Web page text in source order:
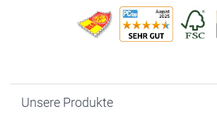
Unsere Produkte